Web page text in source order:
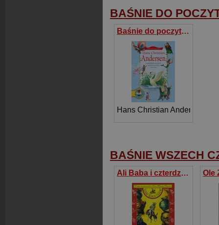
BAŚNIE DO
Baśnie do poczytania
Hans Christian Andersen
BAŚNIE WSZECH
Ali Baba i czterdziestu rozbójników